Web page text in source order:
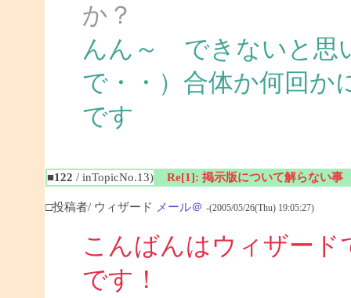
か？
んん～ できないと思
で・・）合体か何回か
です
■122 / inTopicNo.13) Re[1]: 掲示版について解らない事
□投稿者/ ウィザード メール＠ -(2005/05/26(Thu) 19:05:27)
こんばんはウィザード
です！